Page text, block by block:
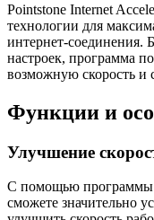
Pointstone Internet
технологии для
интернет-соединения.
настроек, программа
возможную скорость и
Функции и
Улучшение
С помощью программы
сможете значительно